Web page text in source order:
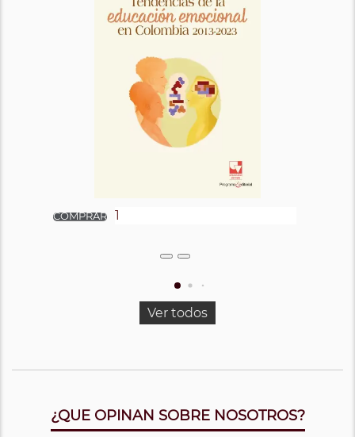
Ver todos
¿QUE OPINAN SOBRE NOSOTROS?